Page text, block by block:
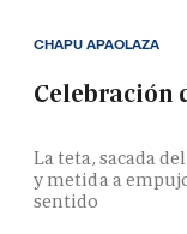
Celebración
La teta, sacada
y metida a
sentido
CHAPU APAOLAZA